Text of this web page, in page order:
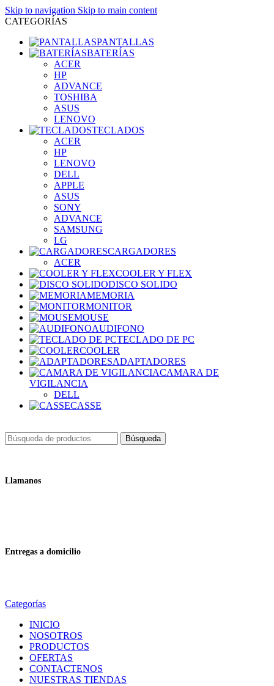
Skip to navigation Skip to main content
CATEGORÍAS
PANTALLAS
BATERÍAS
ACER
HP
ADVANCE
TOSHIBA
ASUS
LENOVO
TECLADOS
ACER
HP
LENOVO
DELL
APPLE
ASUS
SONY
ADVANCE
SAMSUNG
LG
CARGADORES
ACER
COOLER Y FLEX
DISCO SOLIDO
MEMORIA
MONITOR
MOUSE
AUDIFONO
TECLADO DE PC
COOLER
ADAPTADORES
CAMARA DE
VIGILANCIA
DELL
CASSE
Búsqueda
Llamanos
Entregas a domicilio
Categorías
INICIO
NOSOTROS
PRODUCTOS
OFERTAS
CONTACTENOS
NUESTRAS TIENDAS